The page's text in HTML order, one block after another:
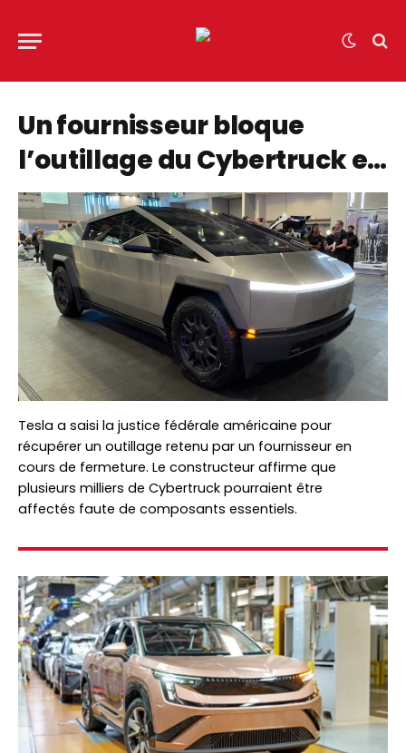
Un fournisseur bloque
l’outillage du Cybertruck et
Tesla saisit la justice
fédérale en urgence
Tesla a saisi la justice fédérale américaine pour
récupérer un outillage retenu par un fournisseur en
cours de fermeture. Le constructeur affirme que
plusieurs milliers de Cybertruck pourraient être
affectés faute de composants essentiels.